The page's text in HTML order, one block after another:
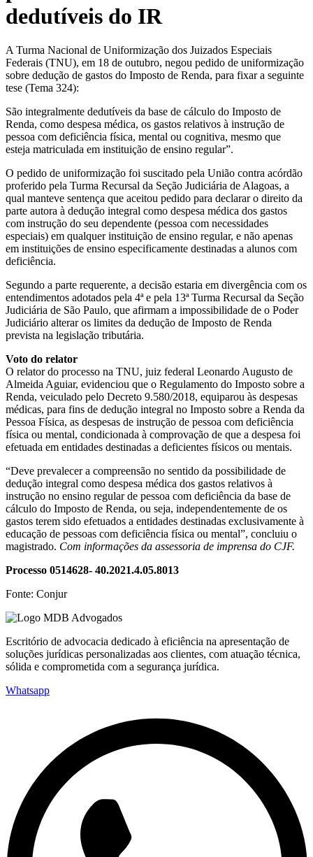
dedutíveis do IR
A Turma Nacional de Uniformização dos Juizados Especiais
Federais (TNU), em 18 de outubro, negou pedido de uniformização
sobre dedução de gastos do Imposto de Renda, para fixar a seguinte
tese (Tema 324):
São integralmente dedutíveis da base de cálculo do Imposto de
Renda, como despesa médica, os gastos relativos à instrução de
pessoa com deficiência física, mental ou cognitiva, mesmo que
esteja matriculada em instituição de ensino regular”.
O pedido de uniformização foi suscitado pela União contra acórdão
proferido pela Turma Recursal da Seção Judiciária de Alagoas, a
qual manteve sentença que aceitou pedido para declarar o direito da
parte autora à dedução integral como despesa médica dos gastos
com instrução do seu dependente (pessoa com necessidades
especiais) em qualquer instituição de ensino regular, e não apenas
em instituições de ensino especificamente destinadas a alunos com
deficiência.
Segundo a parte requerente, a decisão estaria em divergência com os
entendimentos adotados pela 4ª e pela 13ª Turma Recursal da Seção
Judiciária de São Paulo, que afirmam a impossibilidade de o Poder
Judiciário alterar os limites da dedução de Imposto de Renda
prevista na legislação tributária.
Voto do relator
O relator do processo na TNU, juiz federal Leonardo Augusto de
Almeida Aguiar, evidenciou que o Regulamento do Imposto sobre a
Renda, veiculado pelo Decreto 9.580/2018, equiparou às despesas
médicas, para fins de dedução integral no Imposto sobre a Renda da
Pessoa Física, as despesas de instrução de pessoa com deficiência
física ou mental, condicionada à comprovação de que a despesa foi
efetuada em entidades destinadas a deficientes físicos ou mentais.
“Deve prevalecer a compreensão no sentido da possibilidade de
dedução integral como despesa médica dos gastos relativos à
instrução no ensino regular de pessoa com deficiência da base de
cálculo do Imposto de Renda, ou seja, independentemente de os
gastos terem sido efetuados a entidades destinadas exclusivamente à
educação de pessoas com deficiência física ou mental”, concluiu o
magistrado. Com informações da assessoria de imprensa do CJF.
Processo 0514628- 40.2021.4.05.8013
Fonte: Conjur
Escritório de advocacia dedicado à eficiência na apresentação de
soluções jurídicas personalizadas aos clientes, com atuação técnica,
sólida e comprometida com a segurança jurídica.
Whatsapp